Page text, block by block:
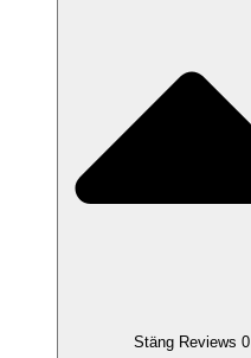
Stäng Reviews 0